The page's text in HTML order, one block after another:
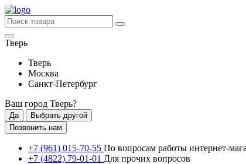
Тверь
Тверь
Москва
Санкт-Петербург
Ваш город Тверь?
Да
Выбрать другой
Позвонить нам
+7 (961) 015-70-55 По вопросам работы интернет-
+7 (4822) 79-01-01 Для прочих вопросов